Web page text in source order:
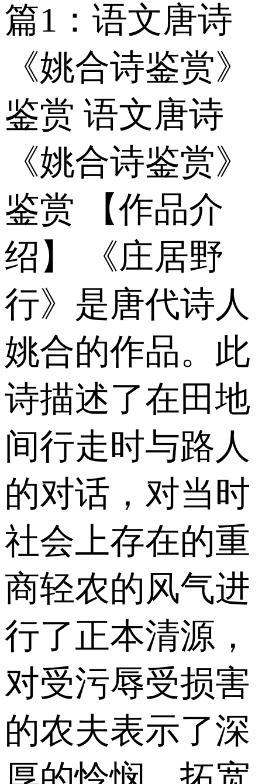
篇1：语文唐诗
《姚合诗鉴赏》
鉴赏 语文唐诗
《姚合诗鉴赏》
鉴赏 【作品介
绍】 《庄居野
行》是唐代诗人
姚合的作品。此
诗描述了在田地
间行走时与路人
的对话，对当时
社会上存在的重
商轻农的风气进
行了正本清源，
对受污辱受损害
的农夫表示了深